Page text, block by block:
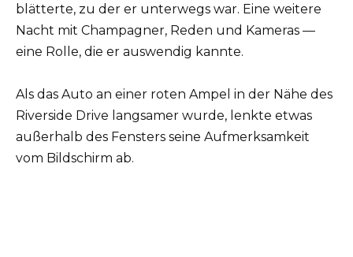
blätterte, zu der er unterwegs war. Eine weitere
Nacht mit Champagner, Reden und Kameras —
eine Rolle, die er auswendig kannte.
Als das Auto an einer roten Ampel in der Nähe des
Riverside Drive langsamer wurde, lenkte etwas
außerhalb des Fensters seine Aufmerksamkeit
vom Bildschirm ab.